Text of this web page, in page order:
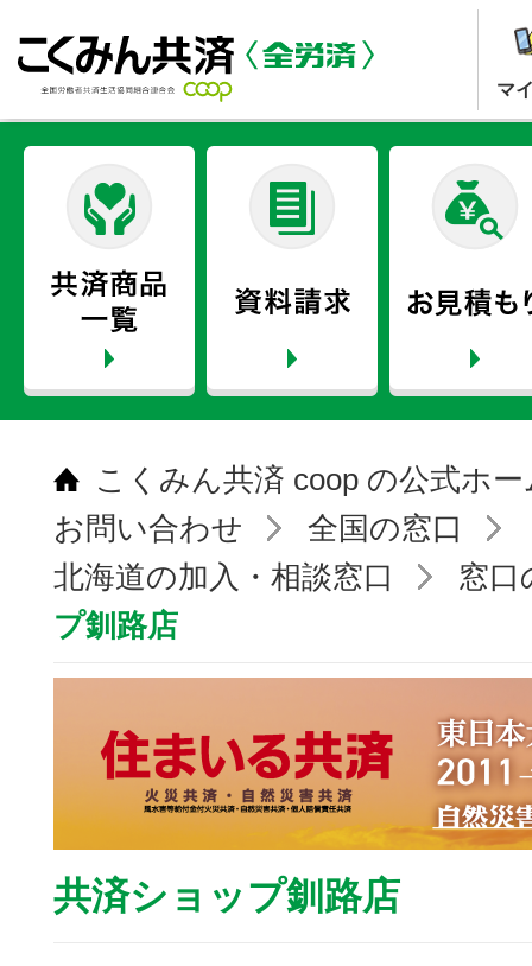
マ
こくみん共済 coop の公式ホ
お問い合わせ
全国の窓口
北海道の加入・相談窓口
窓口
プ釧路店
共済ショップ釧路店